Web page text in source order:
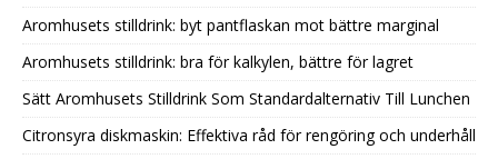
Aromhusets stilldrink: byt pantflaskan mot bättre marginal
Aromhusets stilldrink: bra för kalkylen, bättre för lagret
Sätt Aromhusets Stilldrink Som Standardalternativ Till Lunchen
Citronsyra diskmaskin: Effektiva råd för rengöring och underhåll